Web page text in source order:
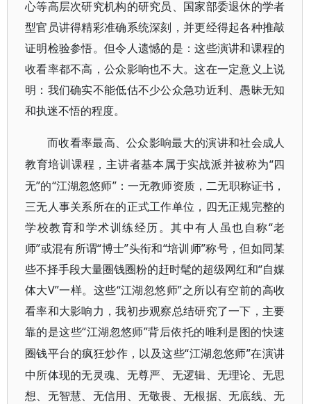
心等高层次研究机构的研究员、国家部委退休的学者
型官员讲得精彩准确系统深刻，并更经得起各种推敲
证明检验参悟。但令人遗憾的是：这些演讲和课程的
收看率都不高，公众影响也不大。这在一定意义上说
明：我们确实不能低估不少公众急功近利、愚昧无知
和执迷不悟的程度。
而收看率最高、公众影响最大的演讲和社会成人
教育培训课程，主讲者基本属于实战派并被称为“四
无”的“江湖忽悠师”：一无教师资质，二无职称证书，
三无人事关系所在的正式工作单位，四无正规完整的
学校教育和学术训练经历。其中有人虽也自称“老
师”或混有所谓“博士”头衔和“培训师”称号，但如同某
些不择手段大量圈钱圈粉的赶时髦的超级网红和“自媒
体大V”一样。这些“江湖忽悠师”之所以有空前的高收
看率和大影响力，我初步观察总结研究了一下，主要
靠的是这些“江湖忽悠师”背后依托的唯利是图的快速
圈钱平台 的疯狂炒作，以及这些“江湖忽悠师”在演讲
中所体现的无灵魂、无尊严、无逻辑、无理论、无思
想、无智慧、无信用、无敬畏、无根据、无底线、无